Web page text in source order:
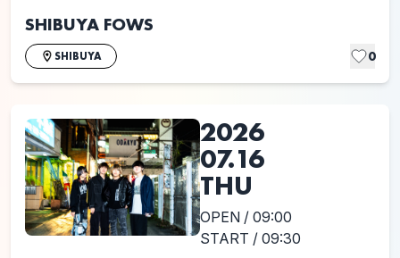
SHIBUYA FOWS
SHIBUYA 0
2026
07.16
THU
OPEN / 09:00
START / 09:30